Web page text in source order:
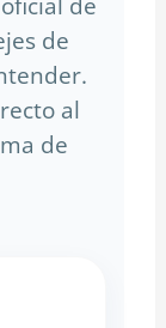
de
al
de